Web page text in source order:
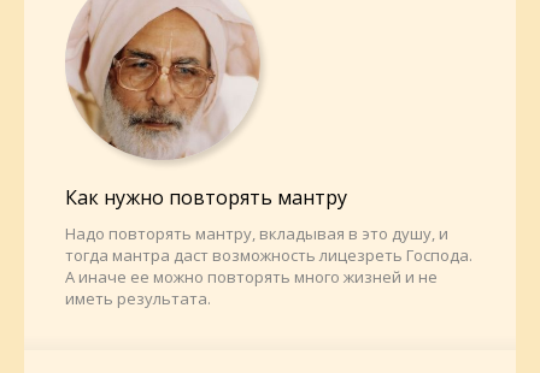
Как нужно повторять мантру
Надо повторять мантру, вкладывая в это душу, и
тогда мантра даст возможность лицезреть Господа.
А иначе ее можно повторять много жизней и не
иметь результата.